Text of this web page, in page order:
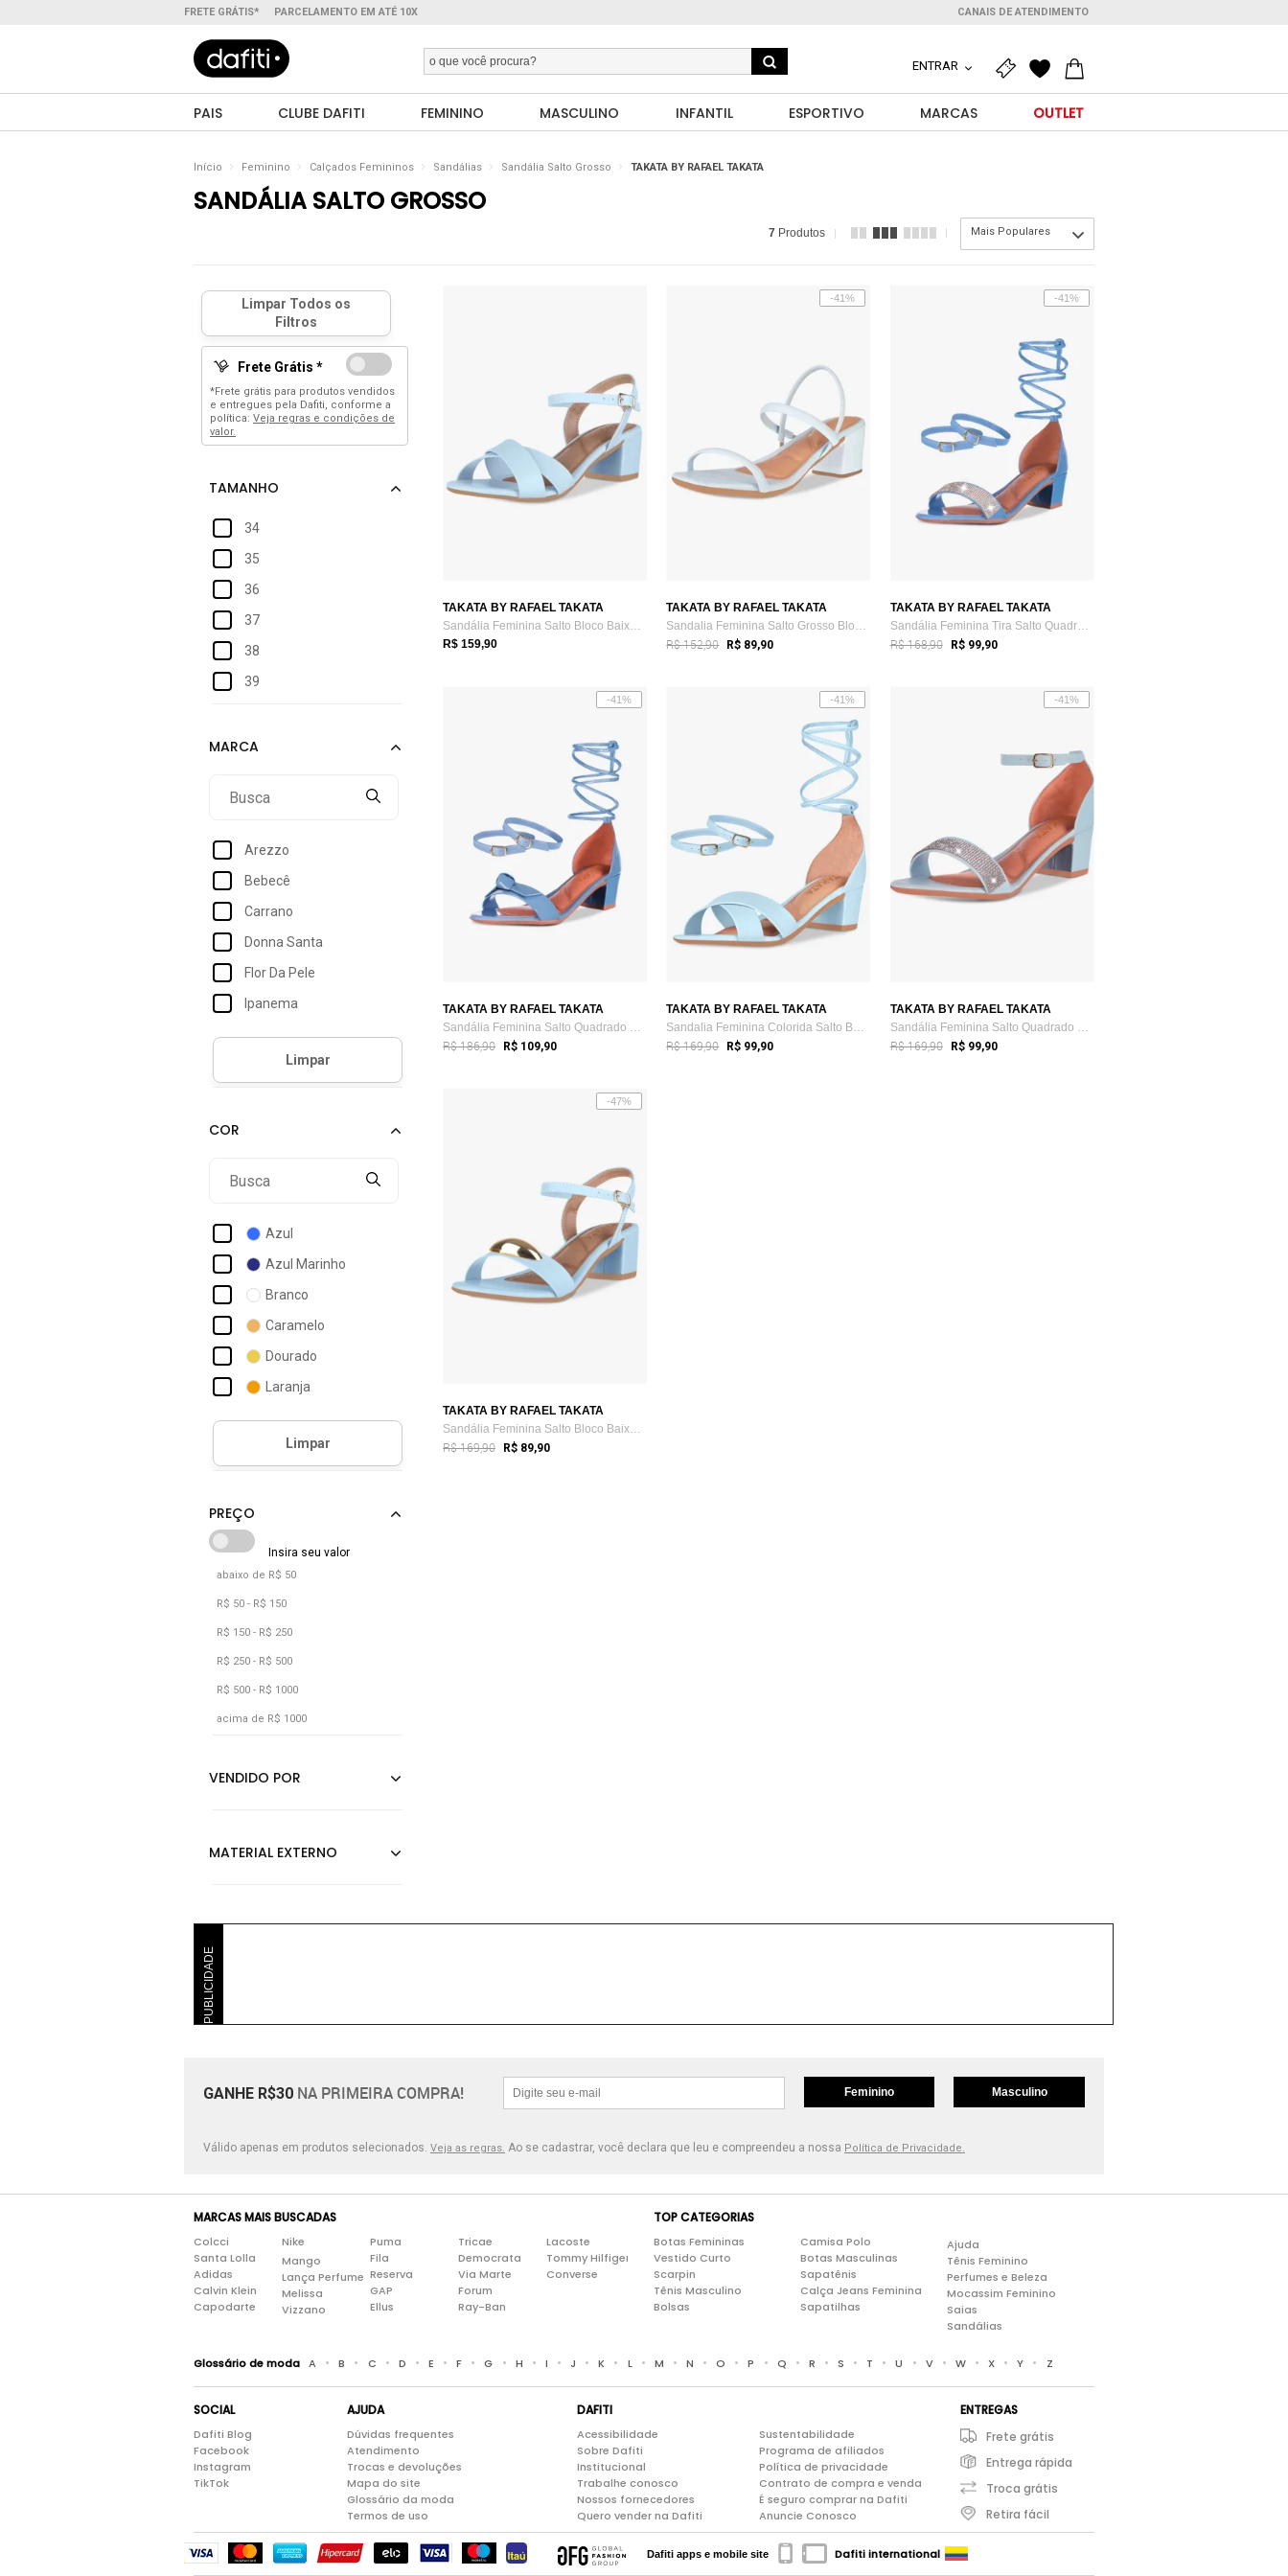
FRETE GRÁTIS* PARCELAMENTO EM ATÉ 10X CANAIS DE ATENDIMENTO
ENTRAR
PAIS CLUBE DAFITI FEMININO MASCULINO INFANTIL ESPORTIVO MARCAS OUTLET
Início Feminino Calçados Femininos Sandálias Sandália Salto Grosso TAKATA BY RAFAEL TAKATA
SANDÁLIA SALTO GROSSO
7 Produtos Mais Populares
Frete Grátis *
*Frete grátis para produtos vendidos
e entregues pela Dafiti, conforme a
política: Veja regras e condições de
valor.
34
35
36
37
38
39
Arezzo
Bebecê
Carrano
Donna Santa
Flor Da Pele
Ipanema
Jorge Bischoff
L' Via Estilo E Conforto
M Shuz
Azul
Azul Marinho
Branco
Caramelo
Dourado
Laranja
Marrom
Nude
Preto
Rosa
Verde
Vermelho
Vinho
abaixo de R$ 50
R$ 50 - R$ 150
R$ 150 - R$ 250
R$ 250 - R$ 500
R$ 500 - R$ 1000
acima de R$ 1000
TAKATA BY RAFAEL TAKATA
Sandália Feminina Salto Bloco Baixo Five...
R$ 159,90
-41%
TAKATA BY RAFAEL TAKATA
Sandalia Feminina Salto Grosso Bloco Méd...
R$ 152,90 R$ 89,90
-41%
TAKATA BY RAFAEL TAKATA
Sandália Feminina Tira Salto Quadrado Gr...
R$ 168,90 R$ 99,90
-41%
TAKATA BY RAFAEL TAKATA
Sandália Feminina Salto Quadrado Grosso ...
R$ 186,90 R$ 109,90
-41%
TAKATA BY RAFAEL TAKATA
Sandalia Feminina Colorida Salto Baixo G...
R$ 169,90 R$ 99,90
-41%
TAKATA BY RAFAEL TAKATA
Sandália Feminina Salto Quadrado Grosso ...
R$ 169,90 R$ 99,90
-47%
TAKATA BY RAFAEL TAKATA
Sandália Feminina Salto Bloco Baixo Enfe...
R$ 169,90 R$ 89,90
PUBLICIDADE
GANHE R$30 NA PRIMEIRA COMPRA! Feminino Masculino
Válido apenas em produtos selecionados. Veja as regras. Ao se cadastrar, você declara que leu e compreendeu a nossa Política de Privacidade.
MARCAS MAIS BUSCADAS
Colcci
Santa Lolla
Adidas
Calvin Klein
Capodarte
Nike
Mango
Lança Perfume
Melissa
Vizzano
Puma
Fila
Reserva
GAP
Ellus
Tricae
Democrata
Via Marte
Forum
Ray-Ban
Lacoste
Tommy Hilfiger
Converse
TOP CATEGORIAS
Botas Femininas
Vestido Curto
Scarpin
Tênis Masculino
Bolsas
Camisa Polo
Botas Masculinas
Sapatênis
Calça Jeans Feminina
Sapatilhas
Ajuda
Tênis Feminino
Perfumes e Beleza
Mocassim Feminino
Saias
Sandálias
Glossário de moda A • B • C • D • E • F • G • H • I • J • K • L • M • N • O • P • Q • R • S • T • U • V • W • X • Y • Z
SOCIAL
Dafiti Blog
Facebook
Instagram
TikTok
AJUDA
Dúvidas frequentes
Atendimento
Trocas e devoluções
Mapa do site
Glossário da moda
Termos de uso
DAFITI
Acessibilidade
Sobre Dafiti
Institucional
Trabalhe conosco
Nossos fornecedores
Quero vender na Dafiti
Sustentabilidade
Programa de afiliados
Política de privacidade
Contrato de compra e venda
É seguro comprar na Dafiti
Anuncie Conosco
ENTREGAS
Frete grátis
Entrega rápida
Troca grátis
Retira fácil
Dafiti apps e mobile site Dafiti international